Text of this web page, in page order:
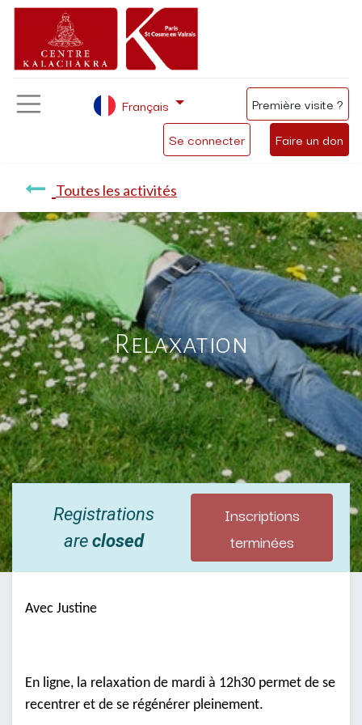
Se connecter Faire un don
Français Première visite ?
Toutes les activités
Relaxation
Registrations
areclosed
Inscriptions
terminées
Avec Justine
En ligne, la relaxation de mardi à 12h30 permet de se
recentrer et de se régénérer pleinement.